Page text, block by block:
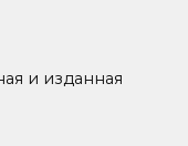
и изданная